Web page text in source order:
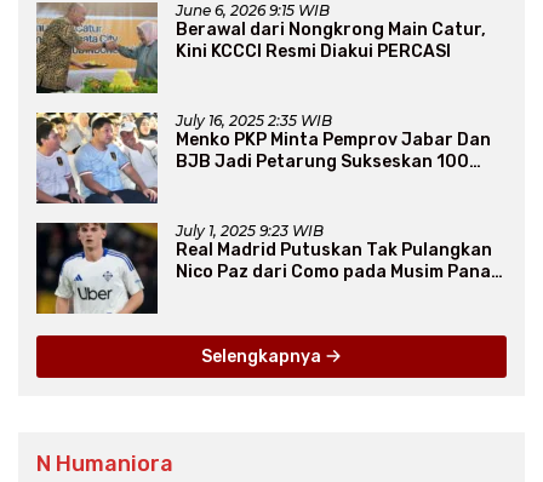
June 6, 2026 9:15 WIB
Berawal dari Nongkrong Main Catur,
Kini KCCCI Resmi Diakui PERCASI
July 16, 2025 2:35 WIB
Menko PKP Minta Pemprov Jabar Dan
BJB Jadi Petarung Sukseskan 100
July 1, 2025 9:23 WIB
Real Madrid Putuskan Tak Pulangkan
Nico Paz dari Como pada Musim Panas
Selengkapnya
N Humaniora